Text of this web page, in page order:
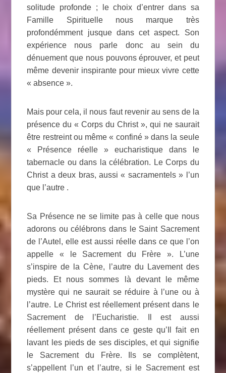
solitude profonde ; le choix d’entrer dans sa
Famille Spirituelle nous marque très
profondémment jusque dans cet aspect. Son
expérience nous parle donc au sein du
dénuement que nous pouvons éprouver, et peut
même devenir inspirante pour mieux vivre cette
« absence ».
Mais pour cela, il nous faut revenir au sens de la
présence du « Corps du Christ », qui ne saurait
être restreint ou même « confiné » dans la seule
« Présence réelle » eucharistique dans le
tabernacle ou dans la célébration. Le Corps du
Christ a deux bras, aussi « sacramentels » l’un
que l’autre .
Sa Présence ne se limite pas à celle que nous
adorons ou célébrons dans le Saint Sacrement
de l’Autel, elle est aussi réelle dans ce que l’on
appelle « le Sacrement du Frère ». L’une
s’inspire de la Cène, l’autre du Lavement des
pieds. Et nous sommes là devant le même
mystère qui ne saurait se réduire à l’une ou à
l’autre. Le Christ est réellement présent dans le
Sacrement de l’Eucharistie. Il est aussi
réellement présent dans ce geste qu’Il fait en
lavant les pieds de ses disciples, et qui signifie
le Sacrement du Frère. Ils se complètent,
s’appellent l’un et l’autre, si le Sacrement est